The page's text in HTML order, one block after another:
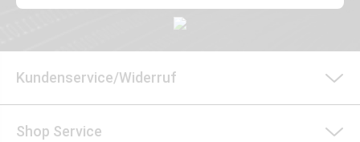
Kundenservice/Widerruf
Shop Service